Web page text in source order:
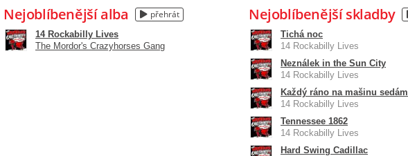
Nejoblíbenější alba přehrát
14 Rockabilly Lives
The Mordor's Crazyhorses Gang
Nejoblíbenější skladby
Tichá noc
14 Rockabilly Lives
Neználek in the Sun City
14 Rockabilly Lives
Každý ráno na mašinu sedám
14 Rockabilly Lives
Tennessee 1862
14 Rockabilly Lives
Hard Swing Cadillac